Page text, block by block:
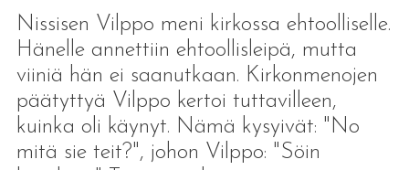
Nissisen Vilppo meni kirkossa ehtoolliselle.
Hänelle annettiin ehtoollisleipä, mutta
viiniä hän ei saanutkaan. Kirkonmenojen
päätyttyä Vilppo kertoi tuttavilleen,
kuinka oli käynyt. Nämä kysyivät: "No
mitä sie teit?", johon Vilppo: "Söin